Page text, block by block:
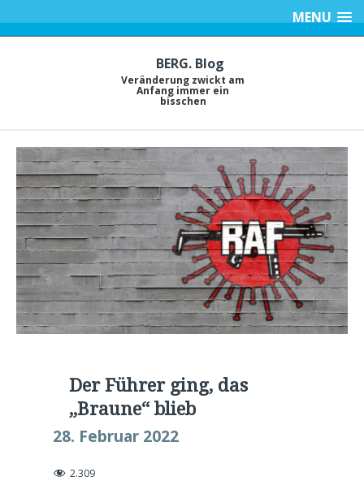
MENU
BERG. Blog
Veränderung zwickt am
Anfang immer ein
bisschen
Der Führer ging, das
„Braune“ blieb
28. Februar 2022
2.309